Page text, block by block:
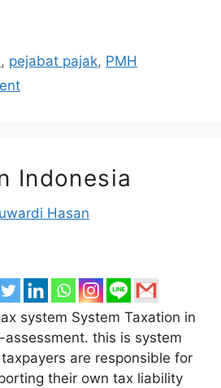
, pejabat pajak, PMH
Indonesia
Hasan
system System Taxation in
this is system
are responsible for
their own tax liability